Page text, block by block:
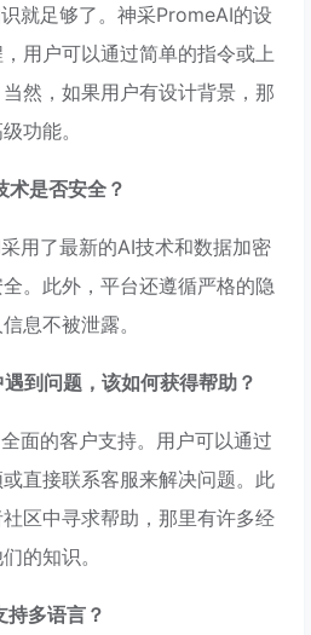
就足够了。神采PromeAI的设
用户可以通过简单的指令或上
然，如果用户有设计背景，那
功能。
是否安全？
用了最新的AI技术和数据加密
。此外，平台还遵循严格的隐
息不被泄露。
到问题，该如何获得帮助？
面的客户支持。用户可以通过
直接联系客服来解决问题。此
区中寻求帮助，那里有许多经
的知识。
多语言？